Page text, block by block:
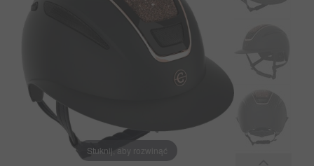
Stuknij, aby rozwinąć